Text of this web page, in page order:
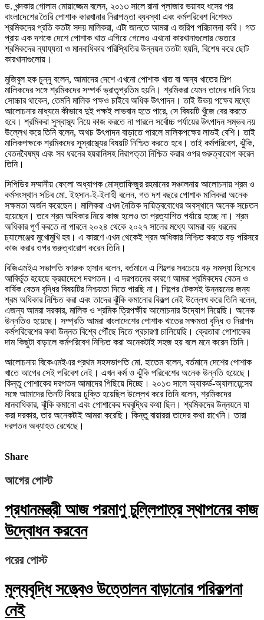
ড. খন্দকার গোলাম মোয়াজ্জেম বলেন, ২০১৩ সালে রানা প্লাজার ভয়াবহ ধসের পর
বাংলাদেশের তৈরি পোশাক কারখানার নিরাপত্তা ব্যবস্থা এবং কর্মপরিবেশ বিশেষত
শ্রমিকদের প্রতি কতটা সদয় মালিকরা, এটা জানতে আমরা এ জরিপ পরিচালনা করি। গত
প্রায় এক দশকে দেশে পোশাক খাত এগিয়ে গেলেও এখনো কারখানাগুলোর ভেতরে
শ্রমিকদের ন্যায্যতা ও মানবাধিকার পরিস্থিতির উন্নয়ন ততটা হয়নি, বিশেষ করে ছোট
কারখানাগুলোয়।
মুজিবুল হক চুন্নু বলেন, আমাদের দেশে এখনো পোশাক খাত বা অন্য খাতের শিল্প
মালিকদের সঙ্গে শ্রমিকদের সম্পর্ক ভ্রাতৃপ্রতিম হয়নি। শ্রমিকরা যেমন তাদের দাবি নিয়ে
সোচ্চার থাকেন, তেমনি মালিক পক্ষও চাইবে অধিক উৎপাদন। তাই উভয় পক্ষের মধ্যে
আলোচনার মাধ্যমে কীভাবে দুই পক্ষই লাভবান হতে পারে, সে বিষয়টি খুঁজে বের করতে
হবে। শ্রমিকরা সুস্বাস্থ্য নিয়ে কাজ করতে না পারলে সর্বোচ্চ পর্যায়ের উৎপাদন সম্ভব নয়
উল্লেখ করে তিনি বলেন, অথচ উৎপাদন বাড়াতে পারলে মালিকপক্ষের লাভই বেশি। তাই
মালিকপক্ষকে শ্রমিকদের সুস্বাস্থ্যের বিষয়টি নিশ্চিত করতে হবে। তাই কর্মপরিবেশ, ঝুঁকি,
বেতনবৈষম্য এবং সব ধরনের হয়রানিসহ নিরাপত্তা নিশ্চিত করার ওপর গুরুত্বারোপ করেন
তিনি।
সিপিডির সম্মানীয় ফেলো অধ্যাপক মোস্তাফিজুর রহমানের সঞ্চালনায় আলোচনায় শ্রম ও
কর্মসংস্থান সচিব মো. ইহসান-ই-ইলাহী বলেন, গত দশ বছরে পোশাক মালিকরা অনেক
সক্ষমতা অর্জন করেছেন। মালিকরা এখন নৈতিক দায়িত্ববোধের অবস্থানে অনেক সচেতন
হয়েছেন। তবে শ্রম অধিকার নিয়ে কাজ হলেও তা প্রত্যাশিত পর্যায়ে হচ্ছে না। শ্রম
অধিকার পূর্ণ করতে না পারলে ২০২৪ থেকে ২০২৭ সালের মধ্যে আমরা বড় ধরনের
চ্যালেঞ্জের মুখোমুখি হব। এ কারণে এখন থেকেই শ্রম অধিকার নিশ্চিত করতে বড় পরিসরে
কাজ করার ওপর গুরুত্বারোপ করেন তিনি।
বিজিএমইএ সভাপতি ফারুক হাসান বলেন, বর্তমানে এ শিল্পের সবচেয়ে বড় সমস্যা হিসেবে
আবির্ভূত হয়েছে ক্রয়াদেশে দরপতন। এ দরপতনের কারণে আমরা শ্রমিকদের বেতন ও
বার্ষিক বেতন বৃদ্ধির বিষয়টির নিশ্চয়তা দিতে পারছি না। শিল্পের টেকসই উন্নয়নের জন্য
শ্রম অধিকার নিশ্চিত করা এবং তাদের ঝুঁকি কমানোর বিকল্প নেই উল্লেখ করে তিনি বলেন,
এজন্য আমরা সরকার, মালিক ও শ্রমিক ত্রিপক্ষীয় আলোচনার উদ্যোগ নিয়েছি। অনেক
উন্নতিও হয়েছে। সম্প্রতি আমরা বাংলাদেশের পোশাক খাতের সক্ষমতা বৃদ্ধি ও নিরাপদ
কর্মপরিবেশের কথা উন্নত বিশ্বে পৌঁছে দিতে প্রচারণা চালিয়েছি। ক্রেতারা পোশাকের
দাম কিছুটা বাড়ালে কর্মপরিবেশ নিশ্চিত করা অনেকটাই সহজ হয় বলে মনে করেন তিনি।
আলোচনায় বিকেএমইএর প্রথম সহসভাপতি মো. হাতেম বলেন, বর্তমানে দেশের পোশাক
খাতে আগের সেই পরিবেশ নেই। এখন কর্ম ও ঝুঁকি পরিবেশের অনেক উন্নতি হয়েছে।
কিন্তু পোশাকের দরপতন আমাদের পিছিয়ে দিচ্ছে। ২০১৩ সালে অ্যাকর্ড-অ্যালায়েন্সের
সঙ্গে আমাদের তিনটি বিষয়ে চুক্তি হয়েছিল উল্লেখ করে তিনি বলেন, শ্রমিকদের
মানবাধিকার, ঝুঁকি কমানো এবং পোশাকের দরবৃদ্ধির কথা ছিল। শ্রমিকদের উন্নয়নে যা
করা দরকার, তার অনেকটাই আমরা করেছি। কিন্তু বায়াররা তাদের কথা রাখেনি। তারা
দরপতন অব্যাহত রেখেছে।
Share
আগের পোস্ট
প্রধানমন্ত্রী আজ পরমাণু চুল্লিপাত্র স্থাপনের কাজ
উদ্বোধন করবেন
পরের পোস্ট
মূল্যবৃদ্ধি সত্ত্বেও উত্তোলন বাড়ানোর পরিকল্পনা
নেই